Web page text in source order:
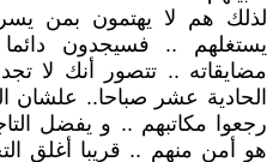
لذلك هم لا يهتمون بمن
يستغلهم .. فسيجدون
مضايقاته .. تتصور أنك لا
الحادية عشر صباحا.. علشان
رجعوا مكاتبهم .. و يفضل
هو أمن منهم .. قريبا أغلق